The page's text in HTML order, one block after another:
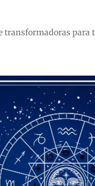
transformadoras para